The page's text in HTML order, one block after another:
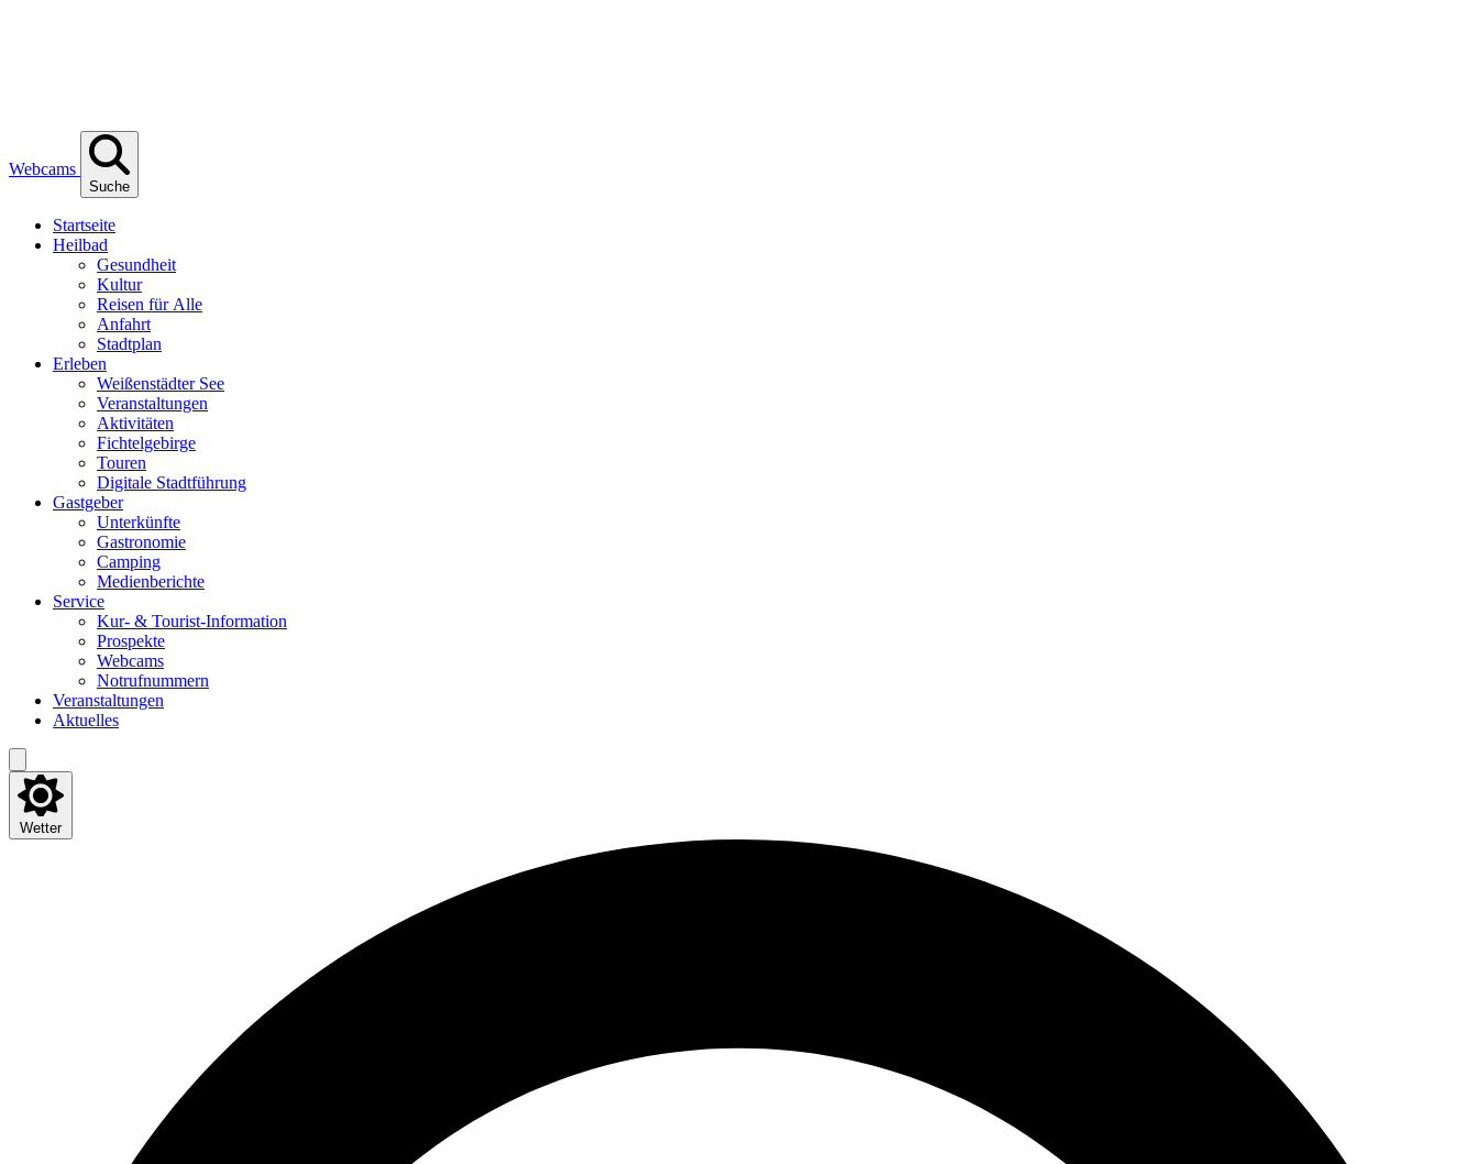
Webcams
Suche
Start­sei­te
Heil­bad
Gesund­heit
Kul­tur
Rei­sen für Alle
Anfahrt
Stadt­plan
Erle­ben
Wei­ßen­städ­ter See
Ver­an­stal­tun­gen
Akti­vi­tä­ten
Fich­tel­ge­bir­ge
Tou­ren
Digi­ta­le Stadtführung
Gast­ge­ber
Unter­künf­te
Gas­tro­no­mie
Cam­ping
Medi­en­be­rich­te
Ser­vice
Kur- & Tourist-Information
Pro­spek­te
Web­cams
Not­ruf­num­mern
Ver­an­stal­tun­gen
Aktu­el­les
Wetter